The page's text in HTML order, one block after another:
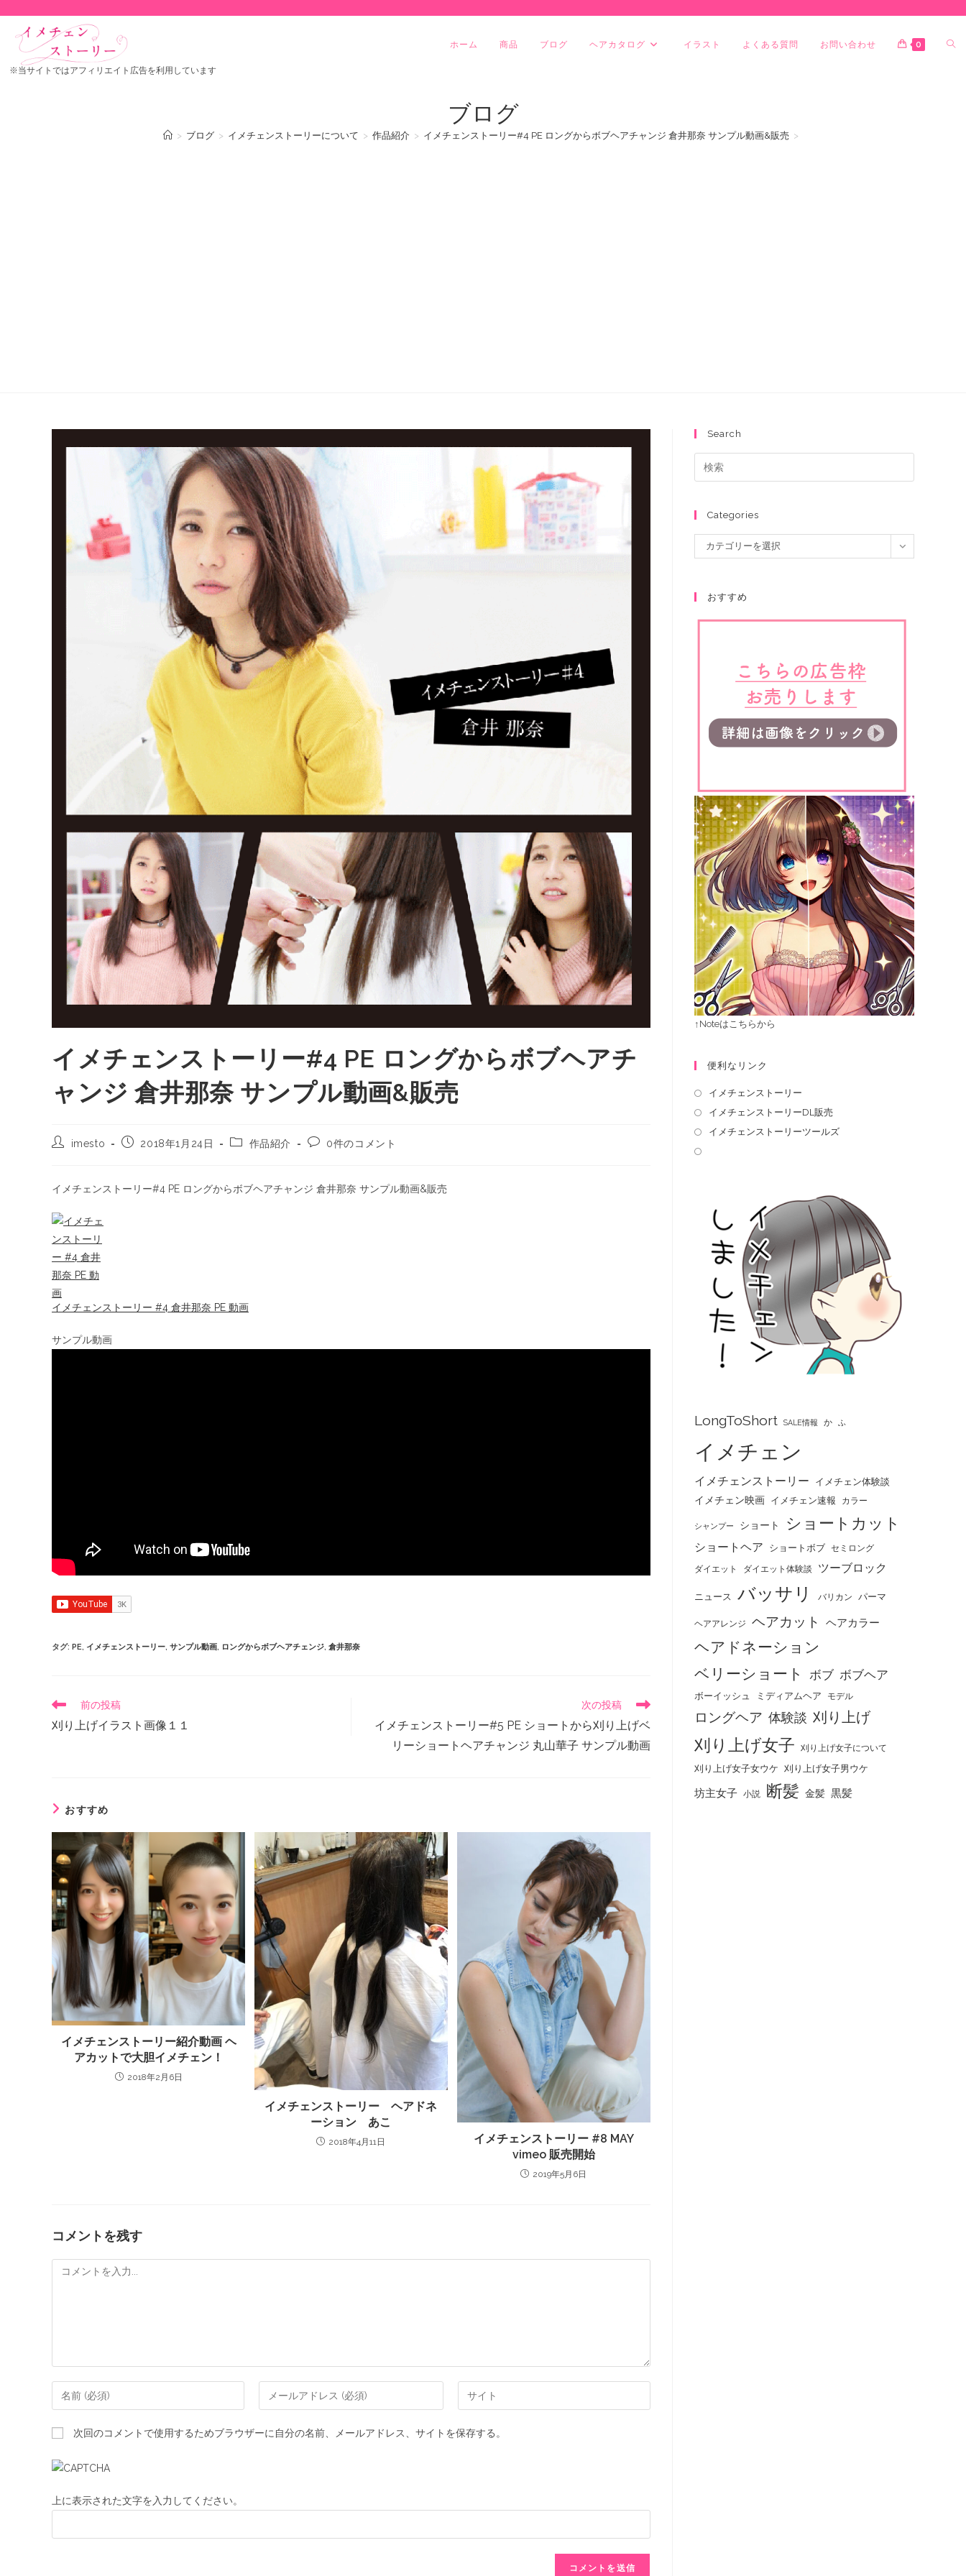
※当サイトではアフィリエイト広告を利用しています
ホーム 商品 ブログ ヘアカタログ イラスト よくある質問 お問い合わせ 0
ブログ
> ブログ > イメチェンストーリーについて > 作品紹介 > イメチェンストーリー#4 PE ロングからボブヘアチャンジ 倉井那奈 サンプル動画&販売 >
イメチェンストーリー#4 PE ロングからボブヘアチ
ャンジ 倉井那奈 サンプル動画&販売
imesto 2018年1月24日 作品紹介 0件のコメント
イメチェンストーリー#4 PE ロングからボブヘアチャンジ 倉井那奈 サンプル動画&販売
イメチェンストーリー #4 倉井那奈 PE 動画
サンプル動画
タグ: PE, イメチェンストーリー, サンプル動画, ロングからボブヘアチェンジ, 倉井那奈
前の投稿
刈り上げイラスト画像１１
次の投稿
イメチェンストーリー#5 PE ショートから刈り上げベ
リーショートヘアチャンジ 丸山華子 サンプル動画
おすすめ
イメチェンストーリー紹介動画 ヘ
アカットで大胆イメチェン！
2018年2月6日
イメチェンストーリー ヘアドネ
ーション あこ
2018年4月11日
イメチェンストーリー #8 MAY
vimeo 販売開始
2019年5月6日
コメントを残す
次回のコメントで使用するためブラウザーに自分の名前、メールアドレス、サイトを保存する。
上に表示された文字を入力してください。
Search
Categories
カテゴリーを選択
おすすめ
↑Noteはこちらから
便利なリンク
イメチェンストーリー
イメチェンストーリーDL販売
イメチェンストーリーツールズ
LongToShort SALE情報 か ふ
イメチェン
イメチェンストーリー イメチェン体験談
イメチェン映画 イメチェン速報 カラー
シャンプー ショート ショートカット
ショートヘア ショートボブ セミロング
ダイエット ダイエット体験談 ツーブロック
ニュース バッサリ バリカン パーマ
ヘアアレンジ ヘアカット ヘアカラー
ヘアドネーション
ベリーショート
ボブ ボブヘア
ボーイッシュ ミディアムヘア モデル
ロングヘア 体験談 刈り上げ
刈り上げ女子 刈り上げ女子について
刈り上げ女子女ウケ 刈り上げ女子男ウケ
坊主女子 小説 断髪 金髪 黒髪